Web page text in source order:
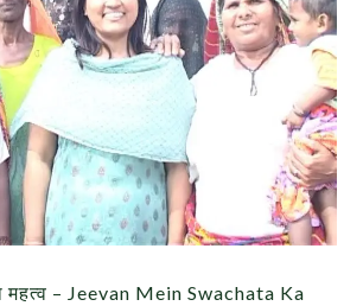
महत्व – Jeevan Mein Swachata Ka